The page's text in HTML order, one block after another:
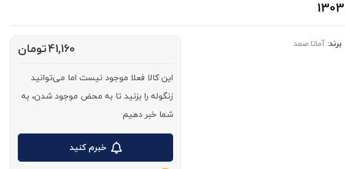
برند: آماتا صمد 41,160تومان
این کالا فعلا موجود نیست اما می‌توانید
زنگوله را بزنید تا به محض موجود شدن، به
شما خبر دهیم
خبرم کنید